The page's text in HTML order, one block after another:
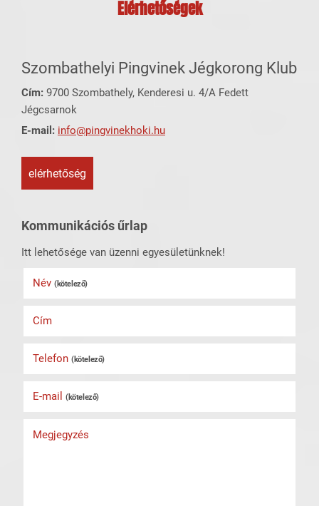
Elérhetőségek
Szombathelyi Pingvinek Jégkorong Klub
Cím: 9700 Szombathely, Kenderesi u. 4/A Fedett
Jégcsarnok
E-mail: info@pingvinekhoki.hu
elérhetőség
Kommunikációs űrlap
Itt lehetősége van üzenni egyesületünknek!
Név (kötelező)
Cím
Telefon (kötelező)
E-mail (kötelező)
Megjegyzés